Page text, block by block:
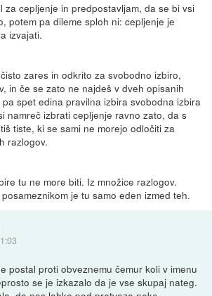
za cepljenje in predpostavljam, da se bi vsi
potem pa dileme sploh ni: cepljenje je
izvajati.
zares in odkrito za svobodno izbiro,
in če se zato ne najdeš v dveh opisanih
spet edina pravilna izbira svobodna izbira
namreč izbrati cepljenje ravno zato, da s
tiste, ki se sami ne morejo odločiti za
razlogov.
tu ne more biti. Iz množice razlogov.
je tu samo eden izmed teh.
postal proti obveznemu čemur koli v imenu
se je izkazalo da je vse skupaj nateg.